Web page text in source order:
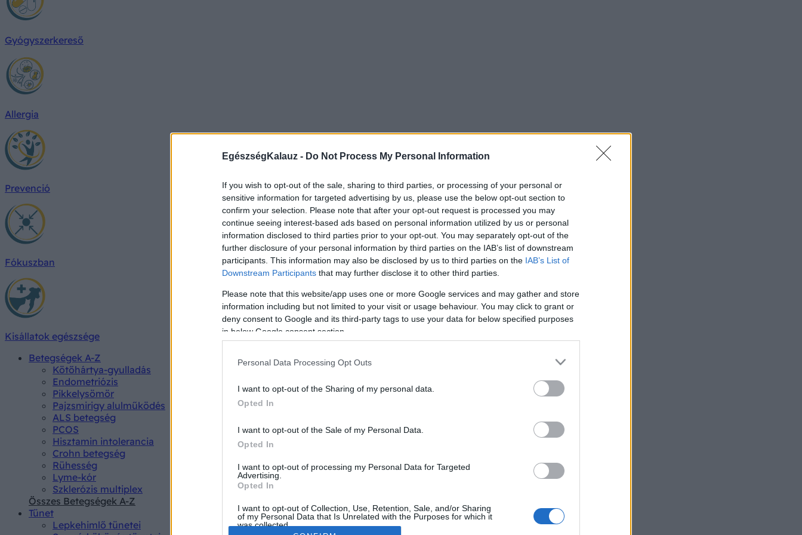
EgészségKalauz - Do Not Process My Personal Information
If you wish to opt-out of the sale, sharing to third parties, or processing of your personal or
sensitive information for targeted advertising by us, please use the below opt-out section to
confirm your selection. Please note that after your opt-out request is processed you may
continue seeing interest-based ads based on personal information utilized by us or personal
information disclosed to third parties prior to your opt-out. You may separately opt-out of the
further disclosure of your personal information by third parties on the IAB’s list of downstream
participants. This information may also be disclosed by us to third parties on the IAB’s List of
Downstream Participants that may further disclose it to other third parties.
Please note that this website/app uses one or more Google services and may gather and store
information including but not limited to your visit or usage behaviour. You may click to grant or
deny consent to Google and its third-party tags to use your data for below specified purposes
in below Google consent section.
Personal Data Processing Opt Outs
I want to opt-out of the Sharing of my personal data.
Opted In
I want to opt-out of the Sale of my Personal Data.
Opted In
I want to opt-out of processing my Personal Data for Targeted
Advertising.
Opted In
I want to opt-out of Collection, Use, Retention, Sale, and/or Sharing
of my Personal Data that Is Unrelated with the Purposes for which it
was collected.
Gyógyszerkereső
Allergia
Prevenció
Fókuszban
Kisállatok egészsége
Betegségek A-Z
Kötőhártya-gyulladás
Endometriózis
Pikkelysömör
Pajzsmirigy alulműködés
ALS betegség
PCOS
Hisztamin intolerancia
Crohn betegség
Rühesség
Lyme-kór
Szklerózis multiplex
Összes Betegségek A-Z
Tünet
Lepkehimlő tünetei